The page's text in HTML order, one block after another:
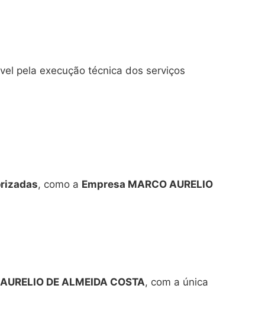
pela execução técnica dos serviços
, como a Empresa MARCO AURELIO
DE ALMEIDA COSTA, com a única